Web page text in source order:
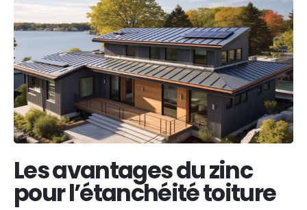
Les avantages du zinc
pour l’étanchéité toiture